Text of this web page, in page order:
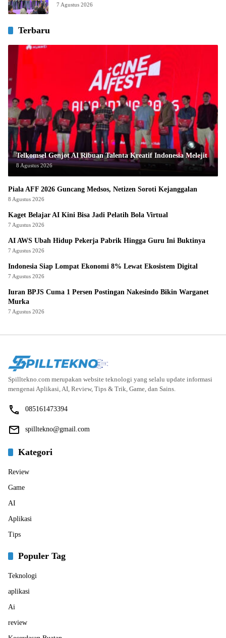
7 Agustus 2026
Terbaru
Telkomsel Genjot AI Ribuan Talenta Kreatif Indonesia Melejit
8 Agustus 2026
Piala AFF 2026 Guncang Medsos, Netizen Soroti Kejanggalan
8 Agustus 2026
Kaget Belajar AI Kini Bisa Jadi Pelatih Bola Virtual
7 Agustus 2026
AI AWS Ubah Hidup Pekerja Pabrik Hingga Guru Ini Buktinya
7 Agustus 2026
Indonesia Siap Lompat Ekonomi 8% Lewat Ekosistem Digital
7 Agustus 2026
Iuran BPJS Cuma 1 Persen Postingan Nakesindo Bikin Warganet
Murka
7 Agustus 2026
Spilltekno.com merupakan website teknologi yang selalu update informasi
mengenai Aplikasi, AI, Review, Tips & Trik, Game, dan Sains.
085161473394
spilltekno@gmail.com
Kategori
Review
Game
AI
Aplikasi
Tips
Populer Tag
Teknologi
aplikasi
Ai
review